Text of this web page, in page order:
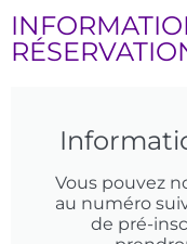
Vous pouvez
au numéro
de pré-